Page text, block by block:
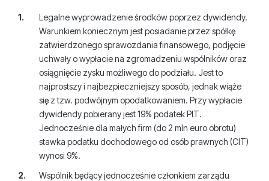
Legalne wyprowadzenie środków poprzez dywidendy.
Warunkiem koniecznym jest posiadanie przez spółkę
zatwierdzonego sprawozdania finansowego, podjęcie
uchwały o wypłacie na zgromadzeniu wspólników oraz
osiągnięcie zysku możliwego do podziału. Jest to
najprostszy i najbezpieczniejszy sposób, jednak wiąże
się z tzw. podwójnym opodatkowaniem. Przy wypłacie
dywidendy pobierany jest 19% podatek PIT.
Jednocześnie dla małych firm (do 2 mln euro obrotu)
stawka podatku dochodowego od osób prawnych (CIT)
wynosi 9%.
Wspólnik będący jednocześnie członkiem zarządu